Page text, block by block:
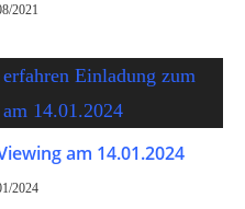
2021
am 14.01.2024
2024